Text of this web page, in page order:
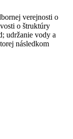
verejnosti o
o štruktúry
udržanie vody a
následkom